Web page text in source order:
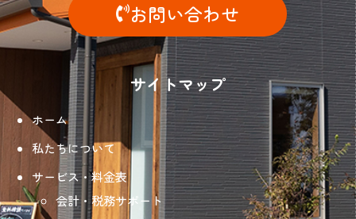
お問い合わせ
サイトマップ
ホーム
私たちについて
サービス・料金表
会計・税務サポート